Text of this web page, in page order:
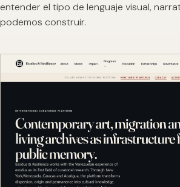
entender el tipo de lenguaje visual,
podemos construir.